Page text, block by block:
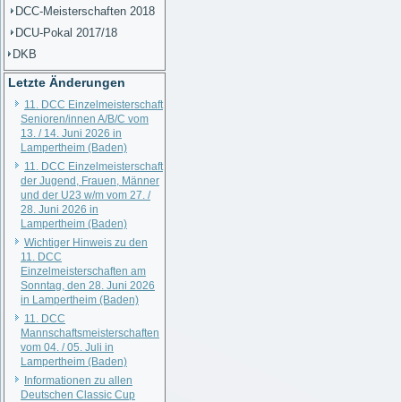
DCC-Meisterschaften 2018
DCU-Pokal 2017/18
DKB
Letzte Änderungen
11. DCC Einzelmeisterschaft
Senioren/innen A/B/C vom
13. / 14. Juni 2026 in
Lampertheim (Baden)
11. DCC Einzelmeisterschaft
der Jugend, Frauen, Männer
und der U23 w/m vom 27. /
28. Juni 2026 in
Lampertheim (Baden)
Wichtiger Hinweis zu den
11. DCC
Einzelmeisterschaften am
Sonntag, den 28. Juni 2026
in Lampertheim (Baden)
11. DCC
Mannschaftsmeisterschaften
vom 04. / 05. Juli in
Lampertheim (Baden)
Informationen zu allen
Deutschen Classic Cup